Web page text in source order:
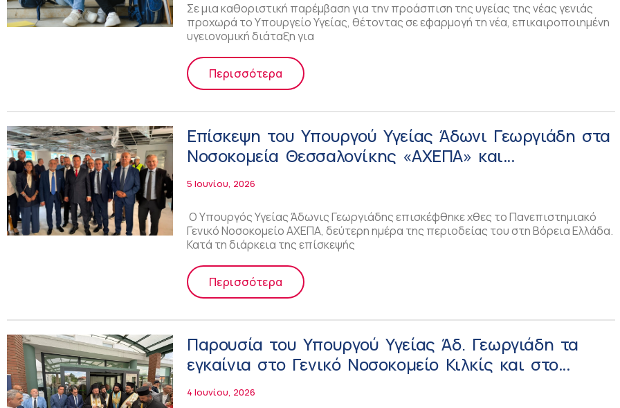
Σε μια καθοριστική παρέμβαση για την προάσπιση της υγείας της νέας γενιάς
προχωρά το Υπουργείο Υγείας, θέτοντας σε εφαρμογή τη νέα, επικαιροποιημένη
υγειονομική διάταξη για
Περισσότερα
Επίσκεψη του Υπουργού Υγείας Άδωνι Γεωργιάδη στα
Νοσοκομεία Θεσσαλονίκης «ΑΧΕΠΑ» και
«Ιπποκράτειο» και στο Γ.Ν. Καβάλ
5 Ιουνίου, 2026
Ο Υπουργός Υγείας Άδωνις Γεωργιάδης επισκέφθηκε χθες το Πανεπιστημιακό
Γενικό Νοσοκομείο ΑΧΕΠΑ, δεύτερη ημέρα της περιοδείας του στη Βόρεια Ελλάδα.
Κατά τη διάρκεια της επίσκεψής
Περισσότερα
Παρουσία του Υπουργού Υγείας Άδ. Γεωργιάδη τα
εγκαίνια στο Γενικό Νοσοκομείο Κιλκίς και στο
Κέντρο Υγείας Θέρμης
4 Ιουνίου, 2026